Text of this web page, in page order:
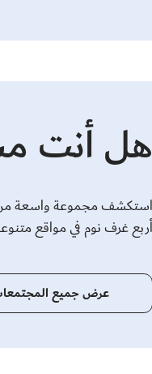
هل أنت
استكشف مجموعة واسعة من
أربع غرف نوم في مواقع
عرض جميع